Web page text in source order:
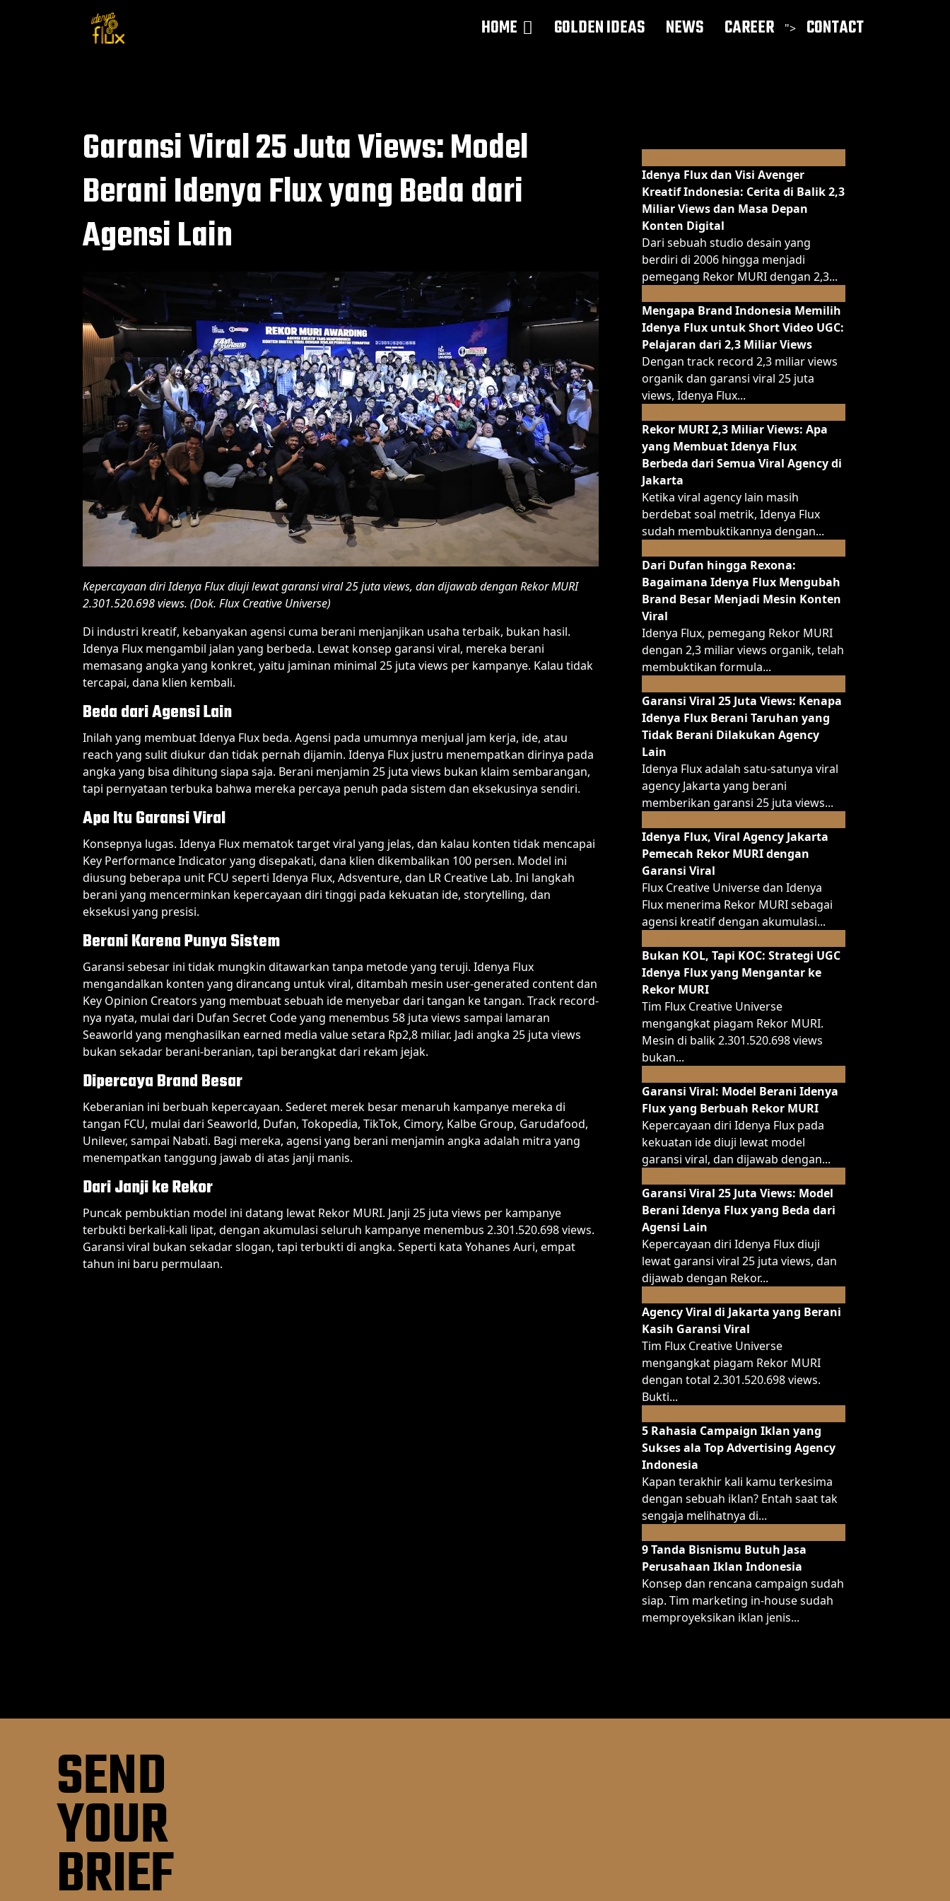
HOME GOLDEN IDEAS NEWS CAREER "> CONTACT
Garansi Viral 25 Juta Views: Model
Berani Idenya Flux yang Beda dari
Agensi Lain
Kepercayaan diri Idenya Flux diuji lewat garansi viral 25 juta views, dan dijawab dengan Rekor MURI
2.301.520.698 views. (Dok. Flux Creative Universe)
Di industri kreatif, kebanyakan agensi cuma berani menjanjikan usaha terbaik, bukan hasil.
Idenya Flux mengambil jalan yang berbeda. Lewat konsep garansi viral, mereka berani
memasang angka yang konkret, yaitu jaminan minimal 25 juta views per kampanye. Kalau tidak
tercapai, dana klien kembali.
Beda dari Agensi Lain
Inilah yang membuat Idenya Flux beda. Agensi pada umumnya menjual jam kerja, ide, atau
reach yang sulit diukur dan tidak pernah dijamin. Idenya Flux justru menempatkan dirinya pada
angka yang bisa dihitung siapa saja. Berani menjamin 25 juta views bukan klaim sembarangan,
tapi pernyataan terbuka bahwa mereka percaya penuh pada sistem dan eksekusinya sendiri.
Apa Itu Garansi Viral
Konsepnya lugas. Idenya Flux mematok target viral yang jelas, dan kalau konten tidak mencapai
Key Performance Indicator yang disepakati, dana klien dikembalikan 100 persen. Model ini
diusung beberapa unit FCU seperti Idenya Flux, Adsventure, dan LR Creative Lab. Ini langkah
berani yang mencerminkan kepercayaan diri tinggi pada kekuatan ide, storytelling, dan
eksekusi yang presisi.
Berani Karena Punya Sistem
Garansi sebesar ini tidak mungkin ditawarkan tanpa metode yang teruji. Idenya Flux
mengandalkan konten yang dirancang untuk viral, ditambah mesin user-generated content dan
Key Opinion Creators yang membuat sebuah ide menyebar dari tangan ke tangan. Track record-
nya nyata, mulai dari Dufan Secret Code yang menembus 58 juta views sampai lamaran
Seaworld yang menghasilkan earned media value setara Rp2,8 miliar. Jadi angka 25 juta views
bukan sekadar berani-beranian, tapi berangkat dari rekam jejak.
Dipercaya Brand Besar
Keberanian ini berbuah kepercayaan. Sederet merek besar menaruh kampanye mereka di
tangan FCU, mulai dari Seaworld, Dufan, Tokopedia, TikTok, Cimory, Kalbe Group, Garudafood,
Unilever, sampai Nabati. Bagi mereka, agensi yang berani menjamin angka adalah mitra yang
menempatkan tanggung jawab di atas janji manis.
Dari Janji ke Rekor
Puncak pembuktian model ini datang lewat Rekor MURI. Janji 25 juta views per kampanye
terbukti berkali-kali lipat, dengan akumulasi seluruh kampanye menembus 2.301.520.698 views.
Garansi viral bukan sekadar slogan, tapi terbukti di angka. Seperti kata Yohanes Auri, empat
tahun ini baru permulaan.
Idenya Flux dan Visi Avenger
Kreatif Indonesia: Cerita di Balik 2,3
Miliar Views dan Masa Depan
Konten Digital
Dari sebuah studio desain yang
berdiri di 2006 hingga menjadi
pemegang Rekor MURI dengan 2,3...
Mengapa Brand Indonesia Memilih
Idenya Flux untuk Short Video UGC:
Pelajaran dari 2,3 Miliar Views
Dengan track record 2,3 miliar views
organik dan garansi viral 25 juta
views, Idenya Flux...
Rekor MURI 2,3 Miliar Views: Apa
yang Membuat Idenya Flux
Berbeda dari Semua Viral Agency di
Jakarta
Ketika viral agency lain masih
berdebat soal metrik, Idenya Flux
sudah membuktikannya dengan...
Dari Dufan hingga Rexona:
Bagaimana Idenya Flux Mengubah
Brand Besar Menjadi Mesin Konten
Viral
Idenya Flux, pemegang Rekor MURI
dengan 2,3 miliar views organik, telah
membuktikan formula...
Garansi Viral 25 Juta Views: Kenapa
Idenya Flux Berani Taruhan yang
Tidak Berani Dilakukan Agency
Lain
Idenya Flux adalah satu-satunya viral
agency Jakarta yang berani
memberikan garansi 25 juta views...
Idenya Flux, Viral Agency Jakarta
Pemecah Rekor MURI dengan
Garansi Viral
Flux Creative Universe dan Idenya
Flux menerima Rekor MURI sebagai
agensi kreatif dengan akumulasi...
Bukan KOL, Tapi KOC: Strategi UGC
Idenya Flux yang Mengantar ke
Rekor MURI
Tim Flux Creative Universe
mengangkat piagam Rekor MURI.
Mesin di balik 2.301.520.698 views
bukan...
Garansi Viral: Model Berani Idenya
Flux yang Berbuah Rekor MURI
Kepercayaan diri Idenya Flux pada
kekuatan ide diuji lewat model
garansi viral, dan dijawab dengan...
Garansi Viral 25 Juta Views: Model
Berani Idenya Flux yang Beda dari
Agensi Lain
Kepercayaan diri Idenya Flux diuji
lewat garansi viral 25 juta views, dan
dijawab dengan Rekor...
Agency Viral di Jakarta yang Berani
Kasih Garansi Viral
Tim Flux Creative Universe
mengangkat piagam Rekor MURI
dengan total 2.301.520.698 views.
Bukti...
5 Rahasia Campaign Iklan yang
Sukses ala Top Advertising Agency
Indonesia
Kapan terakhir kali kamu terkesima
dengan sebuah iklan? Entah saat tak
sengaja melihatnya di...
9 Tanda Bisnismu Butuh Jasa
Perusahaan Iklan Indonesia
Konsep dan rencana campaign sudah
siap. Tim marketing in-house sudah
memproyeksikan iklan jenis...
SEND
YOUR
BRIEF